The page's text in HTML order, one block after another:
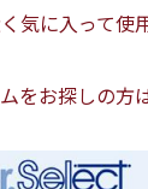
気に入って使
をお探しの方